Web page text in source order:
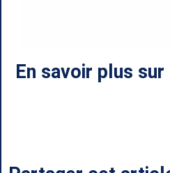
En savoir plus